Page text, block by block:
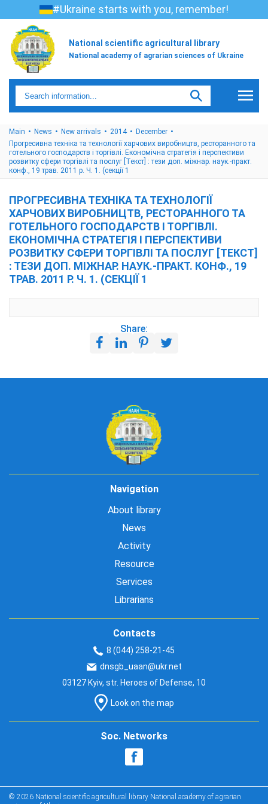
#Ukraine starts with you, remember!
National scientific agricultural library
National academy of agrarian sciences of Ukraine
Main News New arrivals 2014
December
Прогресивна техніка та технології харчових виробництв, ресторанного та
готельного господарств і торгівлі. Економічна стратегія і перспективи
розвитку сфери торгівлі та послуг [Текст] : тези доп. міжнар. наук.-практ.
конф., 19 трав. 2011 р. Ч. 1. (секції 1
ПРОГРЕСИВНА ТЕХНІКА ТА ТЕХНОЛОГІЇ
ХАРЧОВИХ ВИРОБНИЦТВ, РЕСТОРАННОГО ТА
ГОТЕЛЬНОГО ГОСПОДАРСТВ І ТОРГІВЛІ.
ЕКОНОМІЧНА СТРАТЕГІЯ І ПЕРСПЕКТИВИ
РОЗВИТКУ СФЕРИ ТОРГІВЛІ ТА ПОСЛУГ [ТЕКСТ]
: ТЕЗИ ДОП. МІЖНАР. НАУК.-ПРАКТ. КОНФ., 19
ТРАВ. 2011 Р. Ч. 1. (СЕКЦІЇ 1
Share:
Navigation
About library
News
Activity
Resource
Services
Librarians
Contacts
8 (044) 258-21-45
dnsgb_uaan@ukr.net
03127 Kyiv, str. Heroes of Defense, 10
Look on the map
Soc. Networks
© 2026 National scientific agricultural library National academy of agrarian